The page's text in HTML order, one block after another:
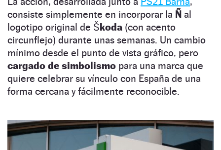
consiste simplemente en incorporar la Ñ al
logotipo original de Škoda (con acento
circunflejo) durante unas semanas. Un cambio
mínimo desde el punto de vista gráfico, pero
cargado de simbolismo para una marca que
quiere celebrar su vínculo con España de una
forma cercana y fácilmente reconocible.